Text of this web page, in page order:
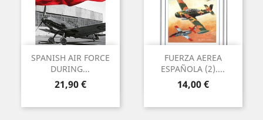
SPANISH AIR FORCE
DURING...
Precio
21,90 €
FUERZA AEREA
ESPAÑOLA (2)....
Precio
14,00 €